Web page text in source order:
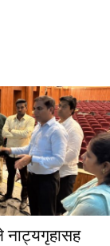
नाट्यगृहासह